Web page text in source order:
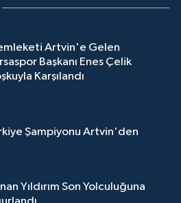
Artvin'e Gelen
Başkanı Enes Çelik
Karşılandı
Şampiyonu Artvin'den
Yıldırım Son Yolculuğuna